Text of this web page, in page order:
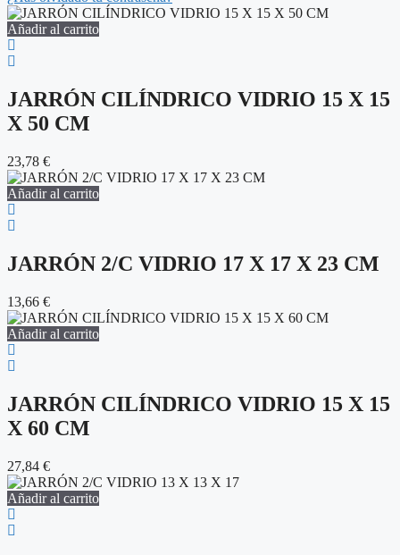
Añadir al carrito
JARRÓN CILÍNDRICO VIDRIO 15 X 15
X 50 CM
23,78 €
Añadir al carrito
JARRÓN 2/C VIDRIO 17 X 17 X 23 CM
13,66 €
Añadir al carrito
JARRÓN CILÍNDRICO VIDRIO 15 X 15
X 60 CM
27,84 €
Añadir al carrito